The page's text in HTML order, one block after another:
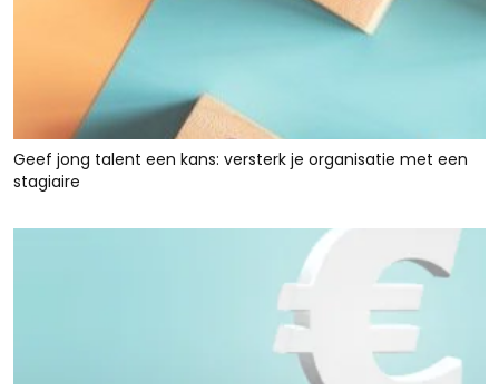
Geef jong talent een kans: versterk je organisatie met een
stagiaire